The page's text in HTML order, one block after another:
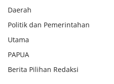
Daerah
Politik dan Pemerintahan
Utama
PAPUA
Berita Pilihan Redaksi